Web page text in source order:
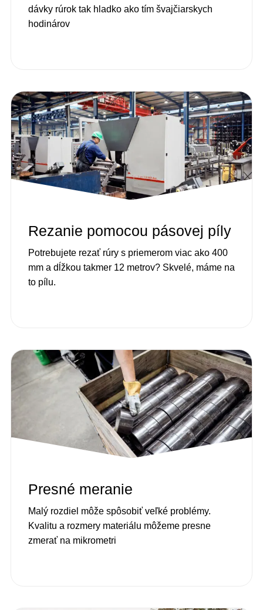
dávky rúrok tak hladko ako tím švajčiarskych
hodinárov
Rezanie pomocou pásovej píly
Potrebujete rezať rúry s priemerom viac ako 400
mm a dĺžkou takmer 12 metrov? Skvelé, máme na
to pílu.
Presné meranie
Malý rozdiel môže spôsobiť veľké problémy.
Kvalitu a rozmery materiálu môžeme presne
zmerať na mikrometri